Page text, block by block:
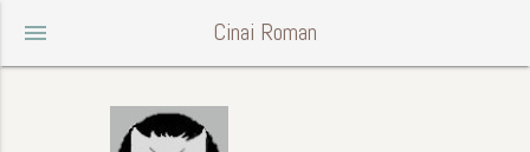
menu Cinai Roman